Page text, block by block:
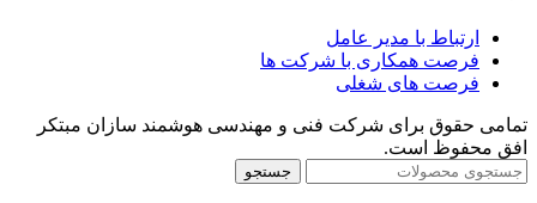
ارتباط با مدیر عامل
فرصت همکاری با شرکت ها
فرصت های شغلی
تمامی حقوق برای شرکت فنی و مهندسی هوشمند سازان مبتکر
افق محفوظ است.
جستجو